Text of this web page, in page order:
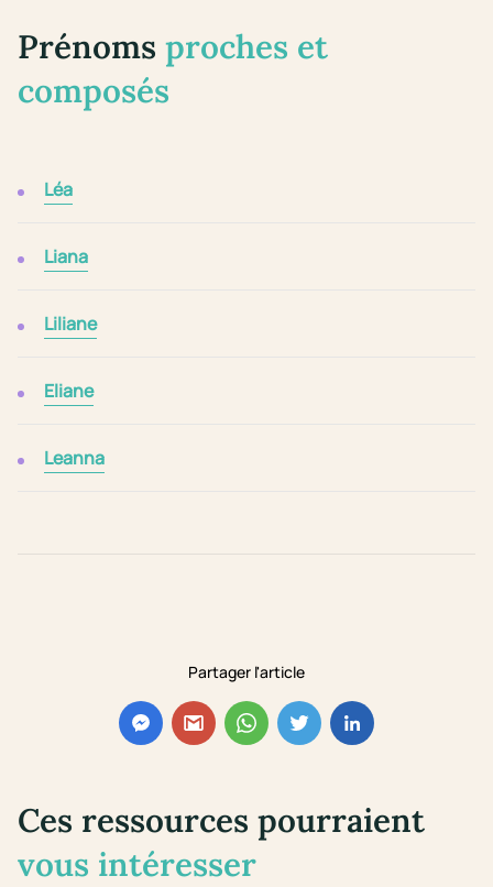
Partager l'article
Prénoms proches et
composés
Léa
Liana
Liliane
Eliane
Leanna
Ces ressources pourraient
vous intéresser